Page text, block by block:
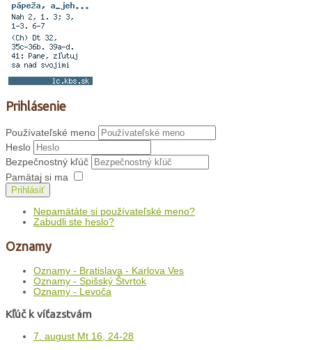
Prihlásenie
Používateľské meno
Heslo
Bezpečnostný kľúč
Pamätaj si ma
Prihlásiť
Nepamätáte si používateľské meno?
Zabudli ste heslo?
Oznamy
Oznamy - Bratislava - Karlova Ves
Oznamy - Spišský Štvrtok
Oznamy - Levoča
Kľúč k víťazstvám
7. august Mt 16, 24-28